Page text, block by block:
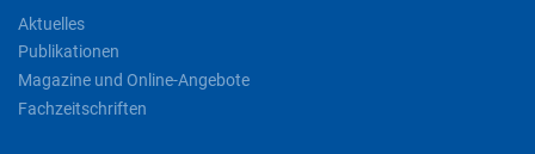
Aktuelles
Publikationen
Magazine und Online-Angebote
Fachzeitschriften